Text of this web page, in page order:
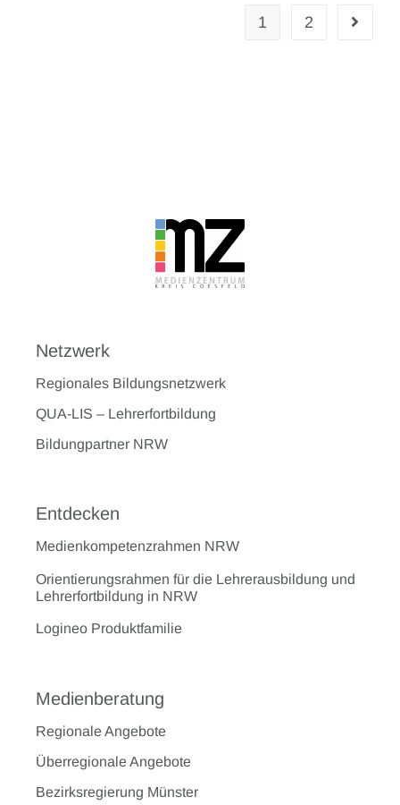
1 2
Netzwerk
Regionales Bildungsnetzwerk
QUA-LIS – Lehrerfortbildung
Bildungpartner NRW
Entdecken
Medienkompetenzrahmen NRW
Orientierungsrahmen für die Lehrerausbildung und
Lehrerfortbildung in NRW
Logineo Produktfamilie
Medienberatung
Regionale Angebote
Überregionale Angebote
Bezirksregierung Münster